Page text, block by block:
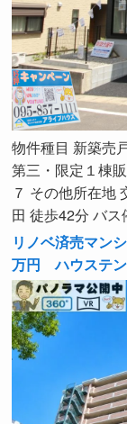
物件種目 新築売
第三・限定１棟
７ その他所在地
田 徒歩42分 バ
リノベ済売マ
万円 ハウステ